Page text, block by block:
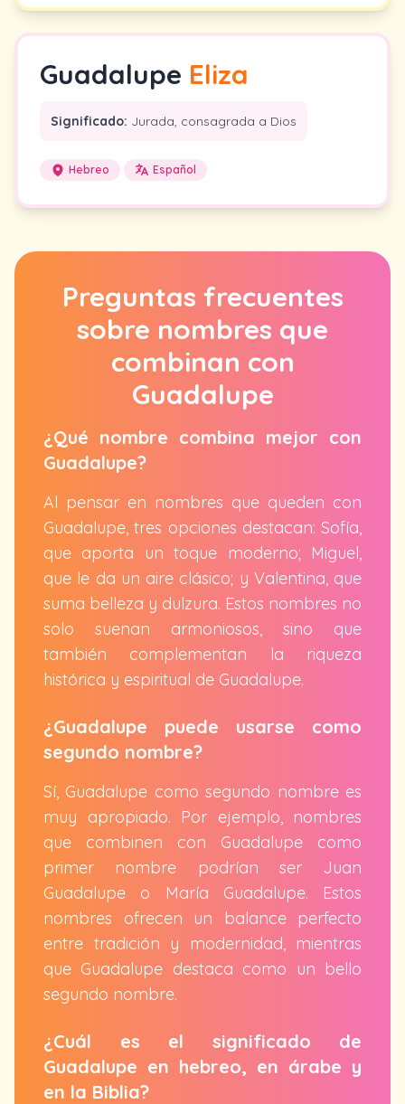
Guadalupe Eliza
Significado: Jurada, consagrada a Dios
Hebreo Español
Preguntas frecuentes
sobre nombres que
combinan con
Guadalupe
¿Qué nombre combina mejor con
Guadalupe?
Al pensar en nombres que queden con
Guadalupe, tres opciones destacan: Sofía,
que aporta un toque moderno; Miguel,
que le da un aire clásico; y Valentina, que
suma belleza y dulzura. Estos nombres no
solo suenan armoniosos, sino que
también complementan la riqueza
histórica y espiritual de Guadalupe.
¿Guadalupe puede usarse como
segundo nombre?
Sí, Guadalupe como segundo nombre es
muy apropiado. Por ejemplo, nombres
que combinen con Guadalupe como
primer nombre podrían ser Juan
Guadalupe o María Guadalupe. Estos
nombres ofrecen un balance perfecto
entre tradición y modernidad, mientras
que Guadalupe destaca como un bello
segundo nombre.
¿Cuál es el significado de
Guadalupe en hebreo, en árabe y
en la Biblia?